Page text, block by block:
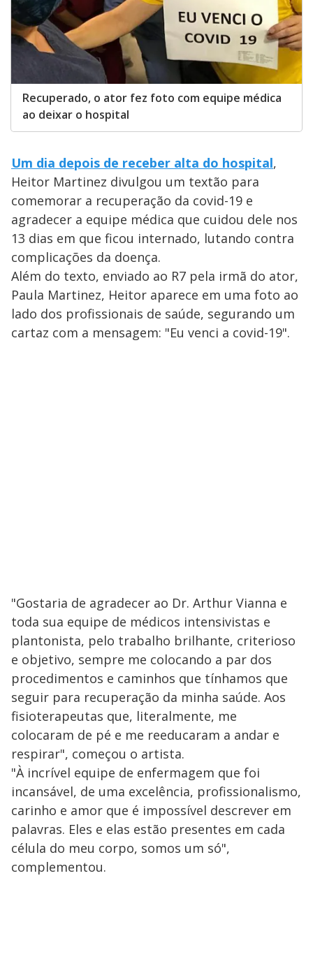
Recuperado, o ator fez foto com equipe médica
ao deixar o hospital
Um dia depois de receber alta do hospital,
Heitor Martinez divulgou um textão para
comemorar a recuperação da covid-19 e
agradecer a equipe médica que cuidou dele nos
13 dias em que ficou internado, lutando contra
complicações da doença.
Além do texto, enviado ao R7 pela irmã do ator,
Paula Martinez, Heitor aparece em uma foto ao
lado dos profissionais de saúde, segurando um
cartaz com a mensagem: "Eu venci a covid-19".
"Gostaria de agradecer ao Dr. Arthur Vianna e
toda sua equipe de médicos intensivistas e
plantonista, pelo trabalho brilhante, criterioso
e objetivo, sempre me colocando a par dos
procedimentos e caminhos que tínhamos que
seguir para recuperação da minha saúde. Aos
fisioterapeutas que, literalmente, me
colocaram de pé e me reeducaram a andar e
respirar", começou o artista.
"À incrível equipe de enfermagem que foi
incansável, de uma excelência, profissionalismo,
carinho e amor que é impossível descrever em
palavras. Eles e elas estão presentes em cada
célula do meu corpo, somos um só",
complementou.